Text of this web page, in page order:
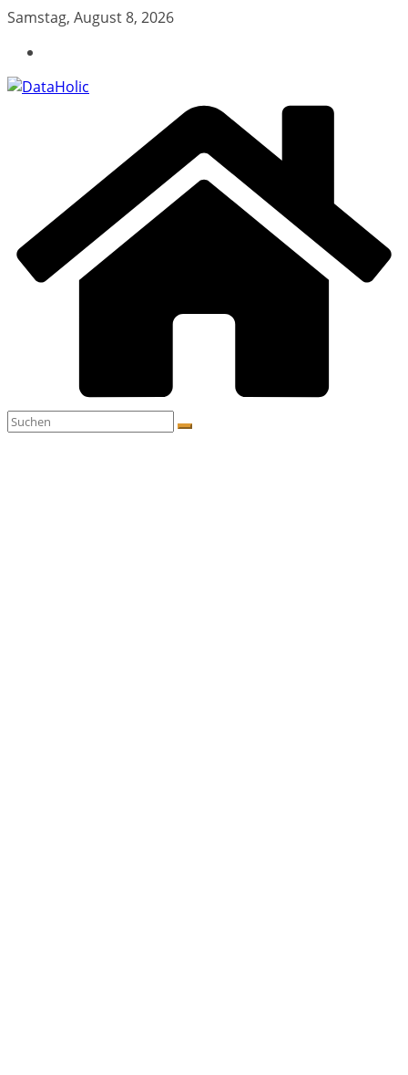
Zum
springen
Samstag, August 8, 2026